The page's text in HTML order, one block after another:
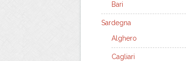
Bari
Sardegna
Alghero
Cagliari